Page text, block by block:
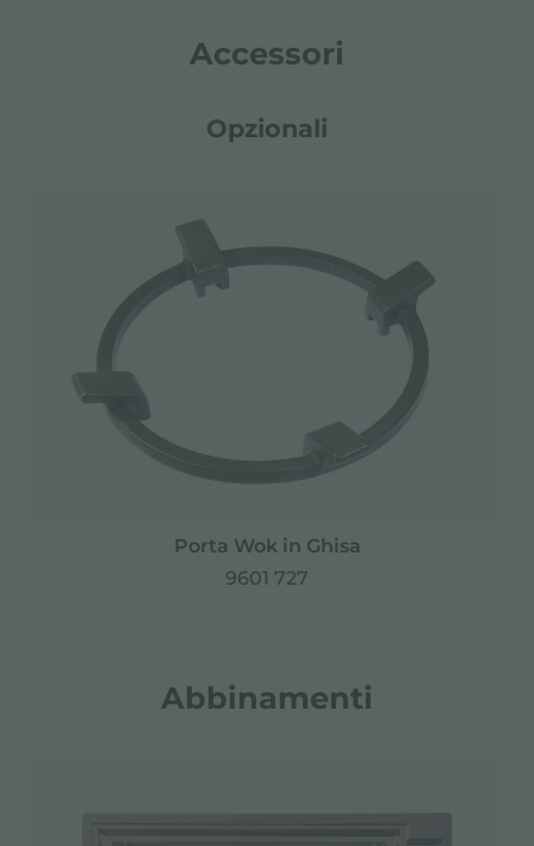
Accessori
Opzionali
Porta Wok in Ghisa
9601 727
Abbinamenti